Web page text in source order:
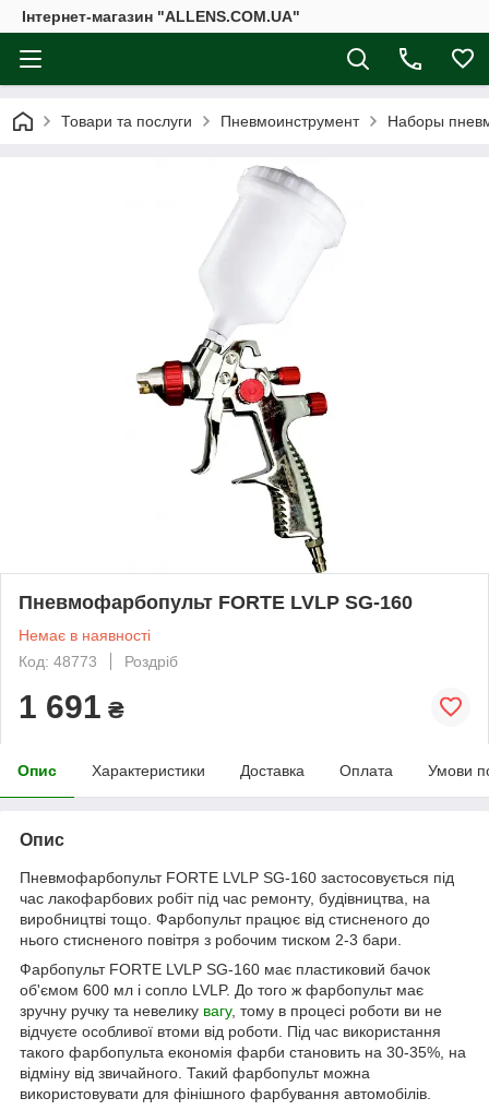
Інтернет-магазин "ALLENS.COM.UA"
Товари та послуги Пневмоинструмент Наборы
Пневмофарбопульт FORTE LVLP SG-160
Немає в наявності
Код: 48773
Роздріб
1 691 ₴
Опис Характеристики Доставка Оплата Умови
Опис
Пневмофарбопульт FORTE LVLP SG-160 застосовується під
час лакофарбових робіт під час ремонту, будівництва, на
виробництві тощо. Фарбопульт працює від стисненого до
нього стисненого повітря з робочим тиском 2-3 бари.
Фарбопульт FORTE LVLP SG-160 має пластиковий бачок
об'ємом 600 мл і сопло LVLP. До того ж фарбопульт має
зручну ручку та невелику вагу, тому в процесі роботи ви не
відчуєте особливої втоми від роботи. Під час використання
такого фарбопульта економія фарби становить на 30-35%, на
відміну від звичайного. Такий фарбопульт можна
використовувати для фінішного фарбування автомобілів.